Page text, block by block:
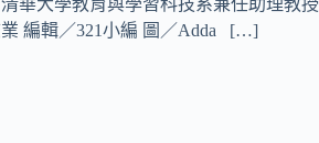
編輯／321小編 圖／Adda […]